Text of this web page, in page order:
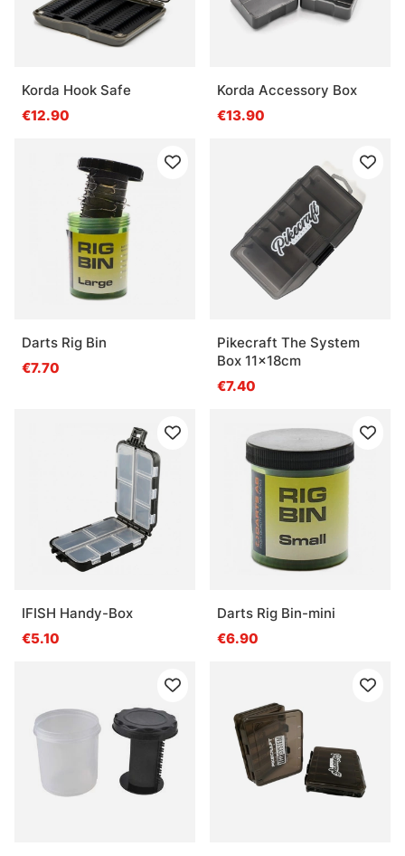
Korda Hook Safe
€12.90
Korda Accessory Box
€13.90
Darts Rig Bin
€7.70
Pikecraft The System
Box 11x18cm
€7.40
IFISH Handy-Box
€5.10
Darts Rig Bin-mini
€6.90